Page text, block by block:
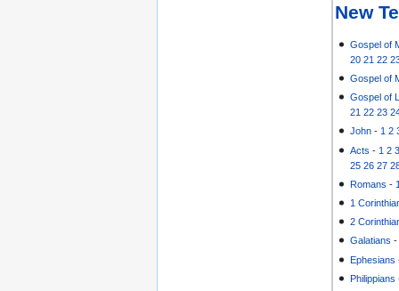
New
Gospel of
20 21 22
Gospel of
Gospel of
21 22 23
John - 1 2
Acts - 1 2
25 26 27
Romans -
1
2
Galatians
Ephesians
Philippians